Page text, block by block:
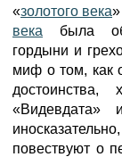
«золотого века
века была
гордыни и
миф о том, как
повествуют о